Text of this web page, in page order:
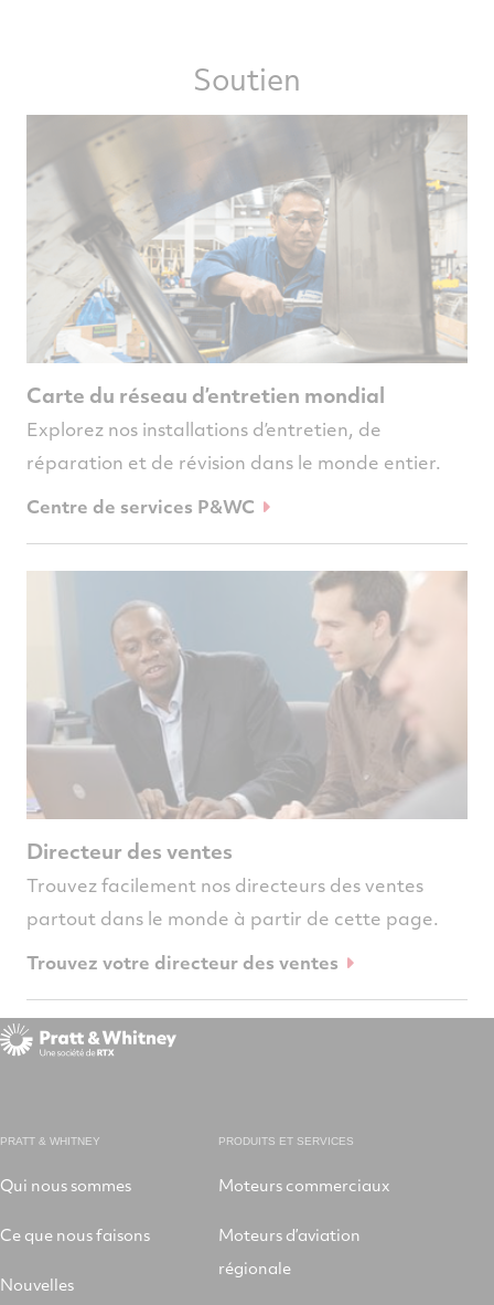
Soutien
Carte du réseau d’entretien mondial
Explorez nos installations d’entretien, de
réparation et de révision dans le monde entier.
Centre de services P&WC
Directeur des ventes
Trouvez facilement nos directeurs des ventes
partout dans le monde à partir de cette page.
Trouvez votre directeur des ventes
PRATT & WHITNEY
Qui nous sommes
Ce que nous faisons
Nouvelles
PRODUITS ET SERVICES
Moteurs commerciaux
Moteurs d’aviation
régionale